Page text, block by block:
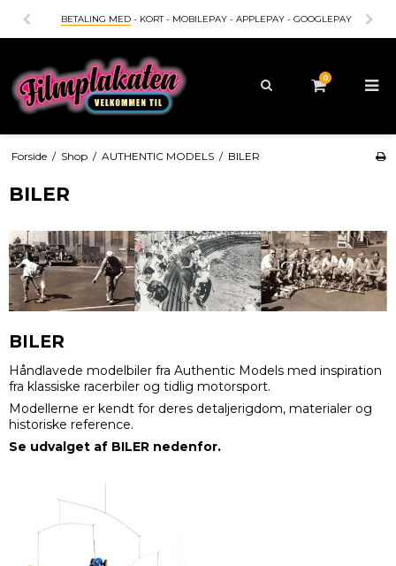
BETALING MED- KORT - MOBILEPAY - APPLEPAY - GOOGLEPAY
0
Forside / Shop / AUTHENTIC MODELS / BILER
BILER
BILER
Håndlavede modelbiler fra Authentic Models med inspiration
fra klassiske racerbiler og tidlig motorsport.
Modellerne er kendt for deres detaljerigdom, materialer og
historiske reference.
Se udvalget af BILER nedenfor.